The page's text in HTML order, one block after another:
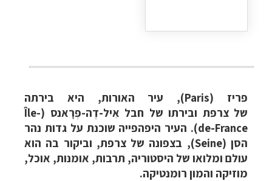
פריז (Paris), עיר האורות, היא בירתה
של צרפת ובירתו של חבל אִיל-דֶה-פְרָאנס (Île-
de-France). העיר היפהפייה שוכנת על גדות נהר
הסן (Seine), בצפונה של צרפת, וביקור בה הוא
עולם ומלואו של היסטוריה, תרבות, אומנות, אוכל,
מוזיקה והמון רומנטיקה.